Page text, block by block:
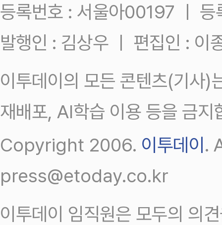
등록번호 : 서울아00197 ㅣ
발행인 : 김상우 ㅣ 편집인 : 이
이투데이의 모든 콘텐츠(기사)
재배포, AI학습 이용 등을 금지
Copyright 2006. 이투데이.
press@etoday.co.kr
이투데이 임직원은 모두의 의